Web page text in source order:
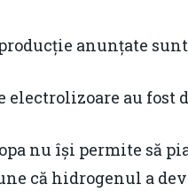
anunțate
electrolizoare au fost
nu își permite să
că hidrogenul a